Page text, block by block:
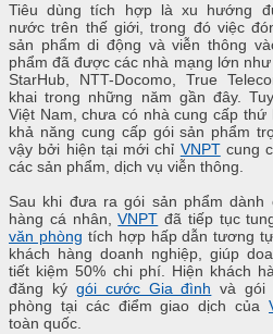
Tiêu dùng tích hợp là xu hướng
nước trên thế giới, trong đó việc
sản phẩm di động và viễn thông
phẩm đã được các nhà mạng lớn như
StarHub, NTT-Docomo, True
khai trong những năm gần đây.
Việt Nam, chưa có nhà cung cấp thứ
khả năng cung cấp gói sản phẩm
vậy bởi hiện tại mới chỉ VNPTcung
các sản phẩm, dịch vụ viễn thông.
Sau khi đưa ra gói sản phẩm dành
hàng cá nhân,VNPT đã tiếp tục
văn phòng tích hợp hấp dẫn tương
khách hàng doanh nghiệp, giúp
tiết kiệm 50% chi phí. Hiện khách
đăng ký gói cước Gia đình và gói
phòng tại các điểm giao dịch của
toàn quốc.